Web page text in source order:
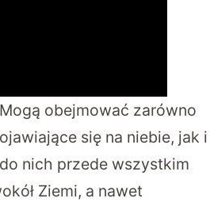
obejmować zarówno
się na niebie, jak i
nich przede wszystkim
Ziemi, a nawet